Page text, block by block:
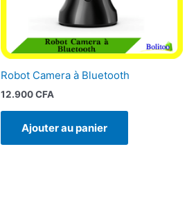
Robot Camera à Bluetooth
12.900CFA
Ajouter au panier